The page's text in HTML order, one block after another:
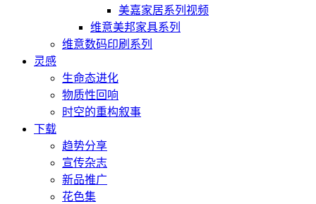
美嘉家居系列视频
维意美邦家具系列
维意数码印刷系列
灵感
生命态进化
物质性回响
时空的重构叙事
下载
趋势分享
宣传杂志
新品推广
花色集